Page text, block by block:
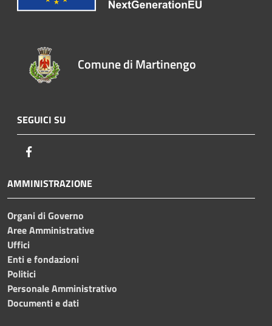
Comune di Martinengo
SEGUICI SU
AMMINISTRAZIONE
Organi di Governo
Aree Amministrative
Uffici
Enti e fondazioni
Politici
Personale Amministrativo
Documenti e dati